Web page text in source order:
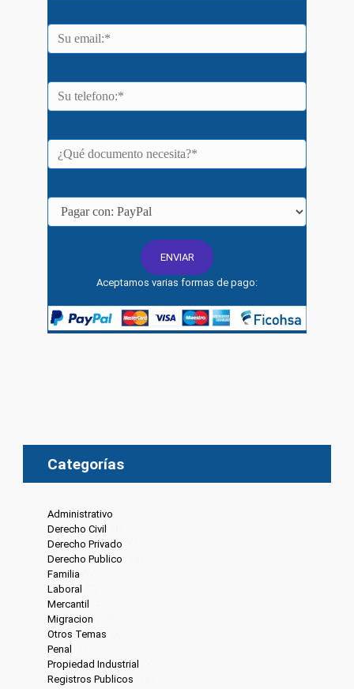
Aceptamos varias formas de pago:
Categorías
Administrativo
Derecho Civil
Derecho Privado
Derecho Publico
Familia
Laboral
Mercantil
Migracion
Otros Temas
Penal
Propiedad Industrial
Registros Publicos